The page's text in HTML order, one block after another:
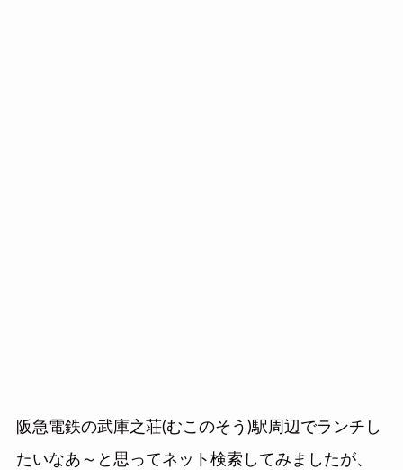
阪急電鉄の武庫之荘(むこのそう)駅周辺でランチし
たいなあ～と思ってネット検索してみましたが、